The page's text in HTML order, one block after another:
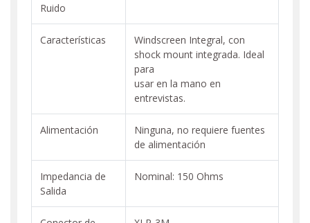
Ruido
Características
Windscreen Integral, con
shock mount integrada. Ideal
para
usar en la mano en
entrevistas.
Alimentación
Ninguna, no requiere fuentes
de alimentación
Impedancia de
Salida
Nominal: 150 Ohms